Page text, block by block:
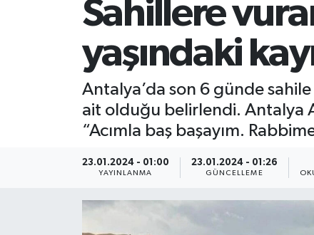
Sahillere
yaşındaki
Antalya’da son 6 günde
ait olduğu belirlendi. Antalya
“Acımla baş başayım.
23.01.2024 - 01:00
YAYINLANMA
23.01.2024 - 01:26
GÜNCELLEME